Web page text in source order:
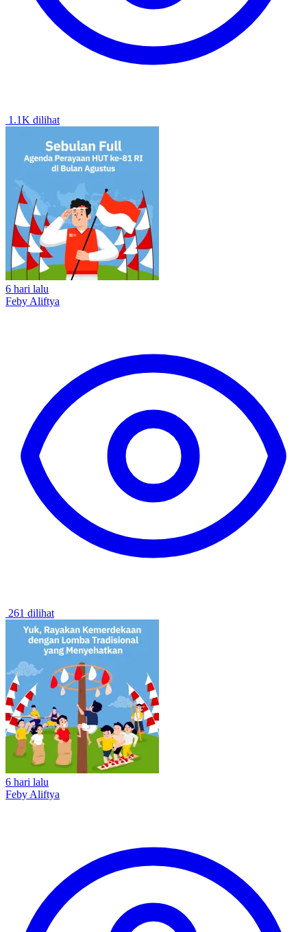
1.1K dilihat
6 hari lalu
Feby Aliftya
261 dilihat
6 hari lalu
Feby Aliftya